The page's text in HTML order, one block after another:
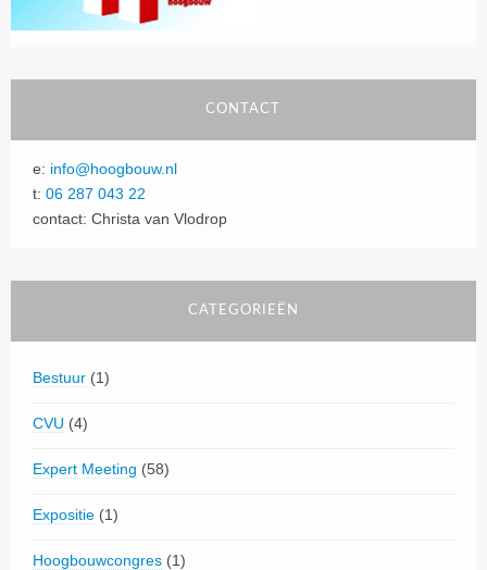
CONTACT
e: info@hoogbouw.nl
t: 06 287 043 22
contact: Christa van Vlodrop
CATEGORIEËN
Bestuur (1)
CVU (4)
Expert Meeting (58)
Expositie (1)
Hoogbouwcongres (1)